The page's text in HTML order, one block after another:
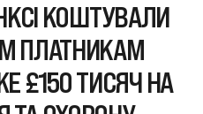
КОШТУВАЛИ
ПЛАТНИКАМ
£150 ТИСЯЧ НА